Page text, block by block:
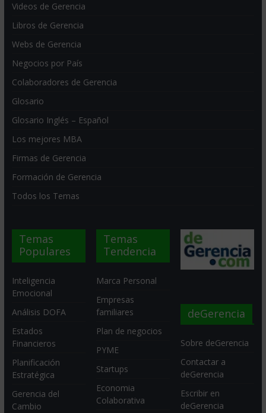
Videos de Gerencia
Libros de Gerencia
Webs de Gerencia
Negocios por País
Colaboradores de Gerencia
Glosario
Glosario Inglés – Español
Los mejores MBA
Firmas de Gerencia
Formación de Gerencia
Todos los Temas
Temas
Populares
Inteligencia
Emocional
Análisis DOFA
Estados
Financieros
Planificación
Estratégica
Gerencia del
Cambio
Temas
Tendencia
Marca Personal
Empresas
familiares
Plan de negocios
PYME
Startups
Economia
Colaborativa
deGerencia
Sobre deGerencia
Contactar a
deGerencia
Escribir en
deGerencia